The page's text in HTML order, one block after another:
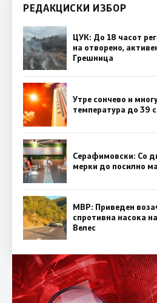
РЕДАКЦИСКИ ИЗБОР
ЦУК: До 18 часот
на отворено,
Грешница
Утре сончево и
температура до 39
Серафимовски: Со
мерки до посилно
МВР: Приведен
спротивна насока
Велес